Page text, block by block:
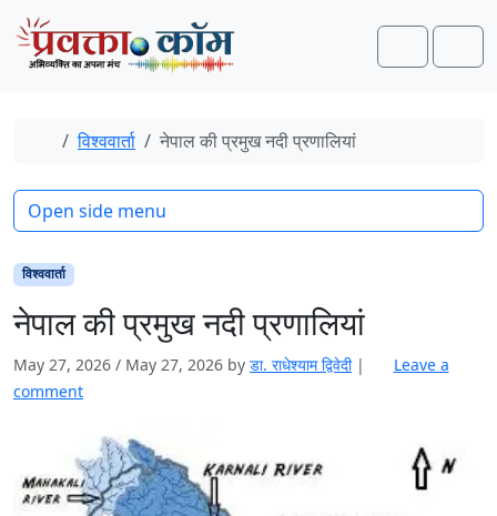
Skip to content
Skip to footer
Search
Home
विश्ववार्ता नेपाल की प्रमुख नदी प्रणालियां
विश्ववार्ता
नेपाल की प्रमुख नदी प्रणालियां
May 27, 2026 / May 27, 2026 by डा. राधेश्याम द्विवेदी |
Leave a
comment
Open side menu